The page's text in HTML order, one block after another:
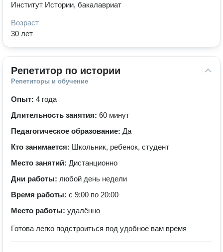
Институт Истории, бакалавриат
Возраст
30 лет
Репетитор по истории
Репетиторы и обучение
Опыт: 4 года
Длительность занятия: 60 минут
Педагогическое образование: Да
Кто занимается: Школьник, ребенок, студент
Место занятий: Дистанционно
Дни работы: любой день недели
Время работы: с 9:00 по 20:00
Место работы: удалённо
Готова легко подстроиться под удобное вам время